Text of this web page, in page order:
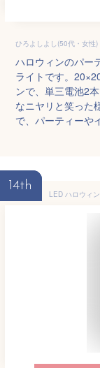
ひろよしよし(50代・女性)
ハロウィンのパー
ライトです。
ンで、単三電池2
なニヤリと笑った
で、パーティーや
14th